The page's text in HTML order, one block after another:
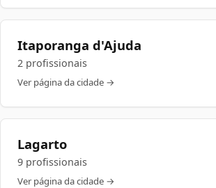
Itaporanga d'Ajuda
2 profissionais
Ver página da cidade →
Lagarto
9 profissionais
Ver página da cidade →